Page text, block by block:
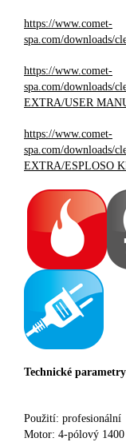
https://www.comet-
spa.com/downloads/
https://www.comet-
spa.com/downloads/
EXTRA/USER
https://www.comet-
spa.com/downloads/
EXTRA/ESPLOSO
Technické
Použití: profesionální
Motor: 4-pólový